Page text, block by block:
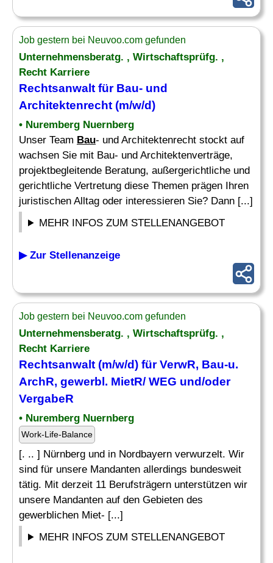
Job gestern bei Neuvoo.com gefunden
Unternehmensberatg. , Wirtschaftsprüfg. ,
Recht Karriere
Rechtsanwalt für Bau- und
Architektenrecht (m/w/d)
• Nuremberg Nuernberg
Unser Team Bau- und Architektenrecht stockt auf
wachsen Sie mit Bau- und Architektenverträge,
projektbegleitende Beratung, außergerichtliche und
gerichtliche Vertretung diese Themen prägen Ihren
juristischen Alltag oder interessieren Sie? Dann [...]
MEHR INFOS ZUM STELLENANGEBOT
▶ Zur Stellenanzeige
Job gestern bei Neuvoo.com gefunden
Unternehmensberatg. , Wirtschaftsprüfg. ,
Recht Karriere
Rechtsanwalt (m/w/d) für VerwR, Bau-u.
ArchR, gewerbl. MietR/ WEG und/oder
VergabeR
• Nuremberg Nuernberg
Work-Life-Balance
[. .. ] Nürnberg und in Nordbayern verwurzelt. Wir
sind für unsere Mandanten allerdings bundesweit
tätig. Mit derzeit 11 Berufsträgern unterstützen wir
unsere Mandanten auf den Gebieten des
gewerblichen Miet- [...]
MEHR INFOS ZUM STELLENANGEBOT